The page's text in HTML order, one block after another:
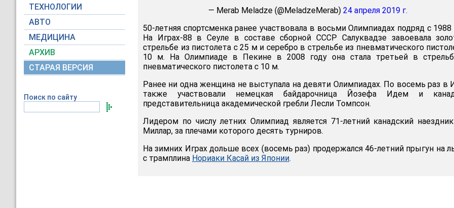
ТЕХНОЛОГИИ
АВТО
МЕДИЦИНА
АРХИВ
СТАРАЯ ВЕРСИЯ
Поиск по сайту
— Merab Meladze (@MeladzeMerab) 24 апреля 2019 г.
50-летняя спортсменка ранее участвовала в восьми Олимпиадах подряд с 1988
На Играх-88 в Сеуле в составе сборной СССР Салуквадзе завоевала
стрельбе из пистолета с 25 м и серебро в стрельбе из пневматического
10 м. На Олимпиаде в Пекине в 2008 году она стала третьей в
пневматического пистолета с 10 м.
Ранее ни одна женщина не выступала на девяти Олимпиадах. По восемь раз в
также участвовали немецкая байдарочница Йозефа Идем и
представительница академической гребли Лесли Томпсон.
Лидером по числу летних Олимпиад является 71-летний канадский
Миллар, за плечами которого десять турниров.
На зимних Играх дольше всех (восемь раз) продержался 46-летний прыгун на
с трамплина Нориаки Касай из Японии.